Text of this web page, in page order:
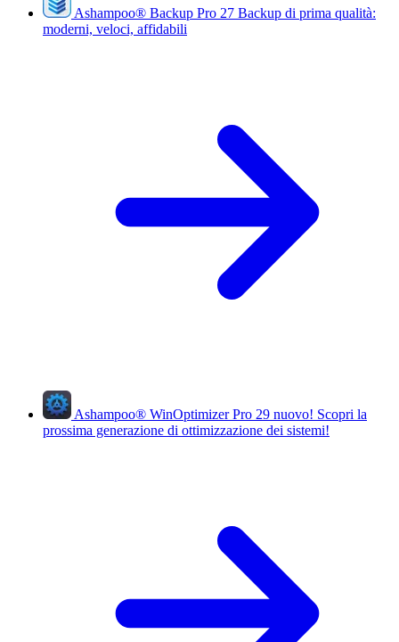
Ashampoo® Backup Pro 27 Backup di prima qualità:
moderni, veloci, affidabili
Ashampoo® WinOptimizer Pro 29 nuovo! Scopri la
prossima generazione di ottimizzazione dei sistemi!